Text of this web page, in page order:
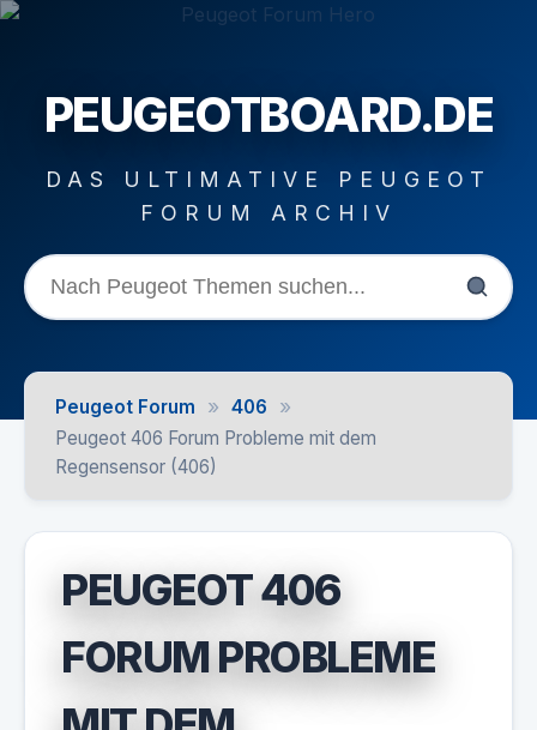
PEUGEOTBOARD.DE
DAS ULTIMATIVE PEUGEOT
FORUM ARCHIV
Peugeot Forum » 406 »
Peugeot 406 Forum Probleme mit dem
Regensensor (406)
PEUGEOT 406
FORUM PROBLEME